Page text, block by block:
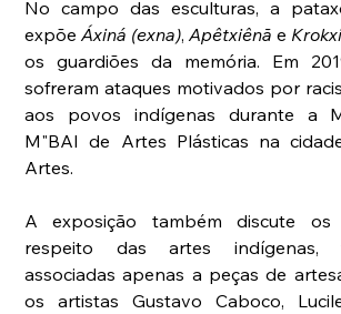
No campo das esculturas, a
expõe Áxiná (exna), Apêtxiênã e
os guardiões da memória. Em
sofreram ataques motivados por
aos povos indígenas durante a
M"BAI de Artes Plásticas na
Artes.
A exposição também discute os
respeito das artes indígenas,
associadas apenas a peças de
os artistas Gustavo Caboco,